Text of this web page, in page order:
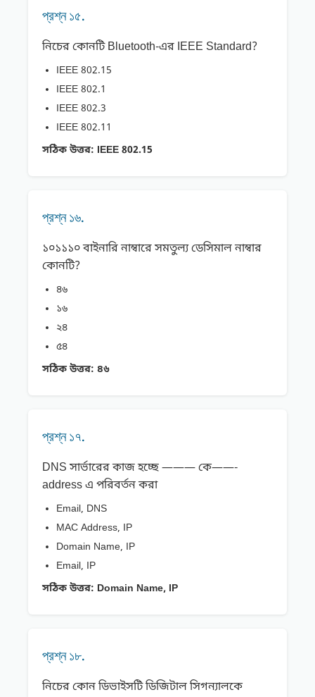
প্রশ্ন ১৫.
নিচের কোনটি Bluetooth-এর IEEE Standard?
IEEE 802.15
IEEE 802.1
IEEE 802.3
IEEE 802.11
সঠিক উত্তর: IEEE 802.15
প্রশ্ন ১৬.
১০১১১০ বাইনারি নাম্বারে সমতুল্য ডেসিমাল নাম্বার
কোনটি?
৪৬
১৬
২৪
৫৪
সঠিক উত্তর: ৪৬
প্রশ্ন ১৭.
DNS সার্ভারের কাজ হচ্ছে ——— কে——-
address এ পরিবর্তন করা
Email, DNS
MAC Address, IP
Domain Name, IP
Email, IP
সঠিক উত্তর: Domain Name, IP
প্রশ্ন ১৮.
নিচের কোন ডিভাইসটি ডিজিটাল সিগন্যালকে